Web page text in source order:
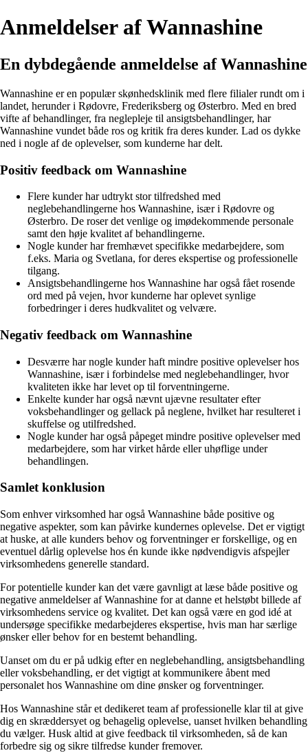
Anmeldelser af Wannashine
En dybdegående anmeldelse af Wannashine
Wannashine er en populær skønhedsklinik med flere filialer rundt om i
landet, herunder i Rødovre, Frederiksberg og Østerbro. Med en bred
vifte af behandlinger, fra neglepleje til ansigtsbehandlinger, har
Wannashine vundet både ros og kritik fra deres kunder. Lad os dykke
ned i nogle af de oplevelser, som kunderne har delt.
Positiv feedback om Wannashine
Flere kunder har udtrykt stor tilfredshed med
neglebehandlingerne hos Wannashine, især i Rødovre og
Østerbro. De roser det venlige og imødekommende personale
samt den høje kvalitet af behandlingerne.
Nogle kunder har fremhævet specifikke medarbejdere, som
f.eks. Maria og Svetlana, for deres ekspertise og professionelle
tilgang.
Ansigtsbehandlingerne hos Wannashine har også fået rosende
ord med på vejen, hvor kunderne har oplevet synlige
forbedringer i deres hudkvalitet og velvære.
Negativ feedback om Wannashine
Desværre har nogle kunder haft mindre positive oplevelser hos
Wannashine, især i forbindelse med neglebehandlinger, hvor
kvaliteten ikke har levet op til forventningerne.
Enkelte kunder har også nævnt ujævne resultater efter
voksbehandlinger og gellack på neglene, hvilket har resulteret i
skuffelse og utilfredshed.
Nogle kunder har også påpeget mindre positive oplevelser med
medarbejdere, som har virket hårde eller uhøflige under
behandlingen.
Samlet konklusion
Som enhver virksomhed har også Wannashine både positive og
negative aspekter, som kan påvirke kundernes oplevelse. Det er vigtigt
at huske, at alle kunders behov og forventninger er forskellige, og en
eventuel dårlig oplevelse hos én kunde ikke nødvendigvis afspejler
virksomhedens generelle standard.
For potentielle kunder kan det være gavnligt at læse både positive og
negative anmeldelser af Wannashine for at danne et helstøbt billede af
virksomhedens service og kvalitet. Det kan også være en god idé at
undersøge specifikke medarbejderes ekspertise, hvis man har særlige
ønsker eller behov for en bestemt behandling.
Uanset om du er på udkig efter en neglebehandling, ansigtsbehandling
eller voksbehandling, er det vigtigt at kommunikere åbent med
personalet hos Wannashine om dine ønsker og forventninger.
Hos Wannashine står et dedikeret team af professionelle klar til at give
dig en skræddersyet og behagelig oplevelse, uanset hvilken behandling
du vælger. Husk altid at give feedback til virksomheden, så de kan
forbedre sig og sikre tilfredse kunder fremover.